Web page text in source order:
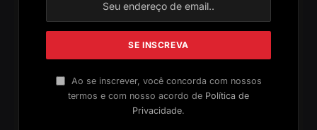
Ao se inscrever, você concorda com nossos
termos e com nosso acordo de Política de
Privacidade.